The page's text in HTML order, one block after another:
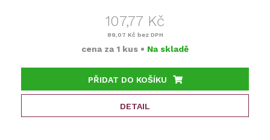
107,77 Kč
89,07 Kč bez DPH
cena za 1 kus • Na skladě
PŘIDAT DO KOŠÍKU
DETAIL